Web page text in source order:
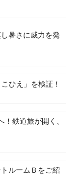
暑さに威力を発
ひえ」を検証！
鉄道旅が開く、
ルームＢをご紹